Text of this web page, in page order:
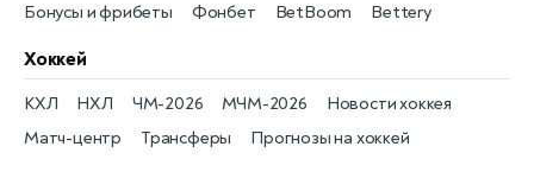
Бонусы и фрибеты
Фонбет
BetBoom
Bettery
Хоккей
Новости хоккея
КХЛ
Матч-центр
НХЛ
Трансферы
ЧМ-2026
Прогнозы на хоккей
МЧМ-2026